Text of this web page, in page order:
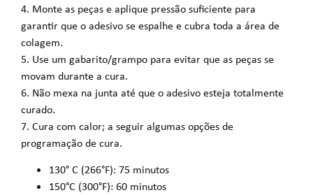
4. Monte as peças e aplique pressão suficiente para
garantir que o adesivo se espalhe e cubra toda a área de
colagem.
5. Use um gabarito/grampo para evitar que as peças se
movam durante a cura.
6. Não mexa na junta até que o adesivo esteja totalmente
curado.
7. Cura com calor; a seguir algumas opções de
programação de cura.
130° C (266°F): 75 minutos
150°C (300°F): 60 minutos